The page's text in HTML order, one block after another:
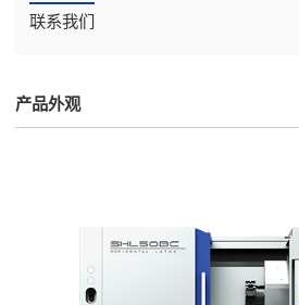
联系我们
产品外观